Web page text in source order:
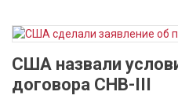
США назвали
договора СНВ-III